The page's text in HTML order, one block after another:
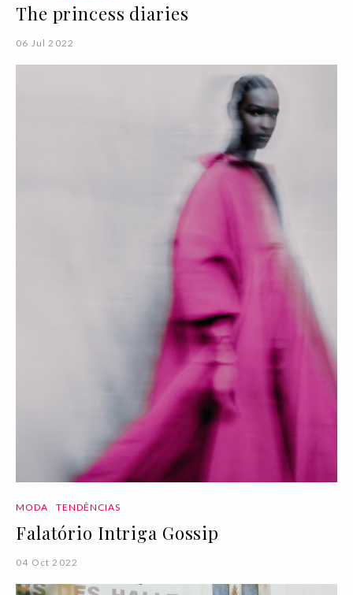
The princess diaries
06 Jul 2022
MODA TENDÊNCIAS
Falatório Intriga Gossip
04 Oct 2022